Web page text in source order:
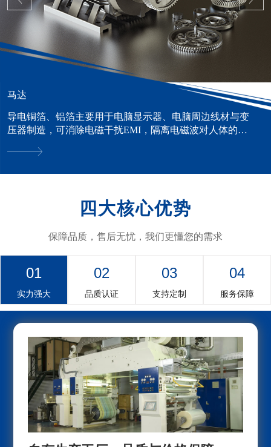
马达
导电铜箔、铝箔主要用于电脑显示器、电脑周边线材与变
压器制造，可消除电磁干扰EMI，隔离电磁波对人体的危
四大核心优势
保障品质，售后无忧，我们更懂您的需求
01
实力强大
02
品质认证
03
支持定制
04
服务保障